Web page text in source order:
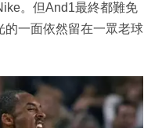
。但And1最終都難免
的一面依然留在一眾老球